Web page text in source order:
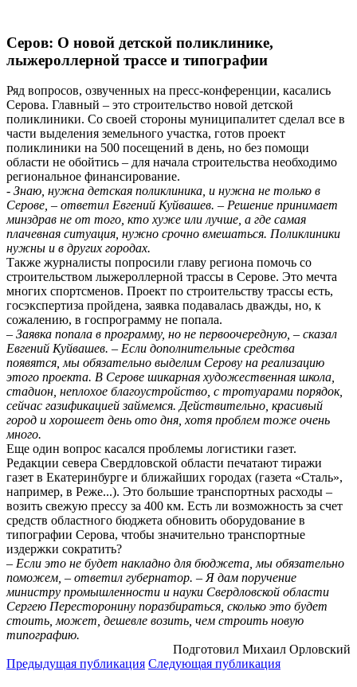
Серов: О новой детской поликлинике,
лыжероллерной трассе и типографии
Ряд вопросов, озвученных на пресс-конференции, касались
Серова. Главный – это строительство новой детской
поликлиники. Со своей стороны муниципалитет сделал все в
части выделения земельного участка, готов проект
поликлиники на 500 посещений в день, но без помощи
области не обойтись – для начала строительства необходимо
региональное финансирование.
- Знаю, нужна детская поликлиника, и нужна не только в
Серове, – ответил Евгений Куйвашев. – Решение принимает
минздрав не от того, кто хуже или лучше, а где самая
плачевная ситуация, нужно срочно вмешаться. Поликлиники
нужны и в других городах.
Также журналисты попросили главу региона помочь со
строительством лыжероллерной трассы в Серове. Это мечта
многих спорт­сменов. Проект по строительству трассы есть,
госэкспертиза пройдена, заявка подавалась дважды, но, к
сожалению, в госпрограмму не попала.
– Заявка попала в программу, но не первоочередную, – сказал
Евгений Куйвашев. – Если дополнительные средства
появятся, мы обязательно выделим Серову на реа­лизацию
этого проекта. В Серове шикарная художественная школа,
стадион, неплохое благоустройство, с тротуарами порядок,
сейчас газификацией займемся. Действительно, красивый
город и хорошеет день ото дня, хотя проблем тоже очень
много.
Еще один вопрос касался проблемы логистики газет.
Редакции севера Свердловской области печатают тиражи
газет в Екатеринбурге и ближайших городах (газета «Сталь»,
например, в Реже...). Это большие транспортных расходы –
возить свежую прессу за 400 км. Есть ли возможность за счет
средств областного бюджета обновить оборудование в
типографии Серова, чтобы значительно транспортные
издержки сократить?
– Если это не будет накладно для бюджета, мы обязательно
поможем, – ответил губернатор. – Я дам поручение
министру промышленности и науки Свердловской области
Сергею Пересторонину поразбираться, сколько это будет
стоить, может, дешевле возить, чем строить новую
типографию.
Подготовил Михаил Орловский
Предыдущая публикация Следующая публикация